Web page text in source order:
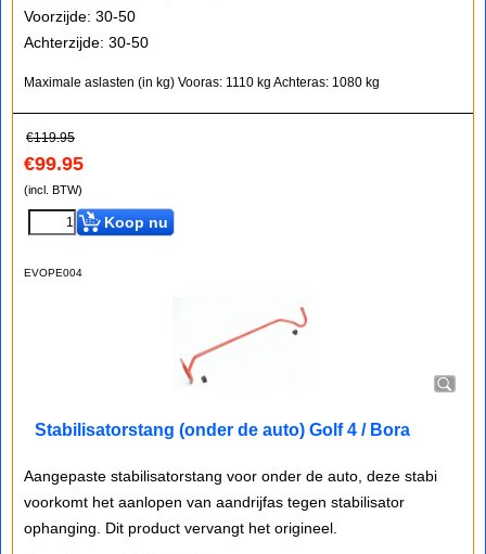
Voorzijde: 30-50
Achterzijde: 30-50
Maximale aslasten (in kg) Vooras: 1110 kg Achteras: 1080 kg
€119.95
€99.95
(incl. BTW)
Koop nu
EVOPE004
Stabilisatorstang (onder de auto) Golf 4 / Bora
Aangepaste stabilisatorstang voor onder de auto, deze stabi
voorkomt het aanlopen van aandrijfas tegen stabilisator
ophanging. Dit product vervangt het origineel.